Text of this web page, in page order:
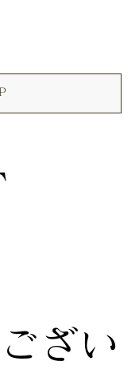
ざい